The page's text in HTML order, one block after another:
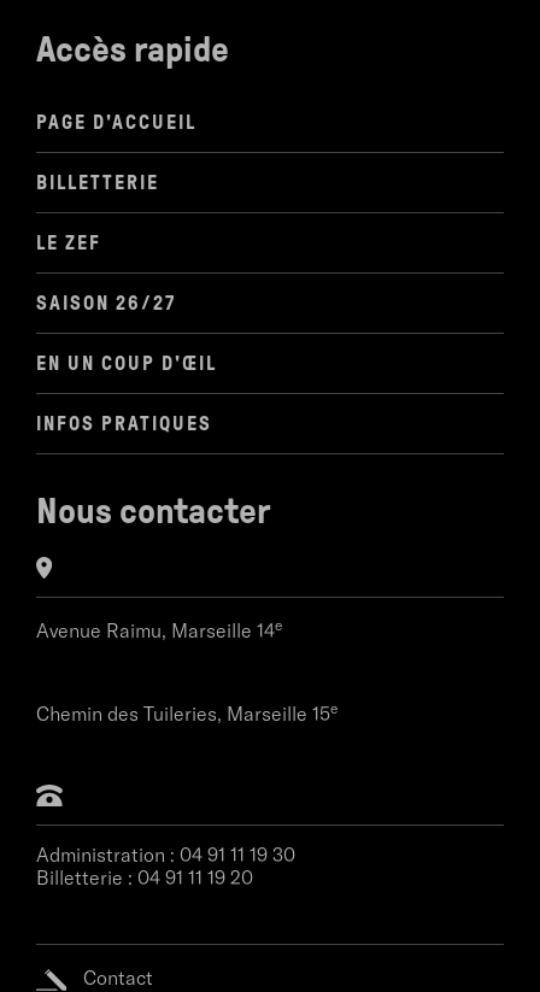
Accès rapide
PAGE D'ACCUEIL
BILLETTERIE
LE ZEF
SAISON 26/27
EN UN COUP D'ŒIL
INFOS PRATIQUES
Nous contacter
Avenue Raimu, Marseille 14e
Chemin des Tuileries, Marseille 15e
Administration : 04 91 11 19 30
Billetterie : 04 91 11 19 20
Contact